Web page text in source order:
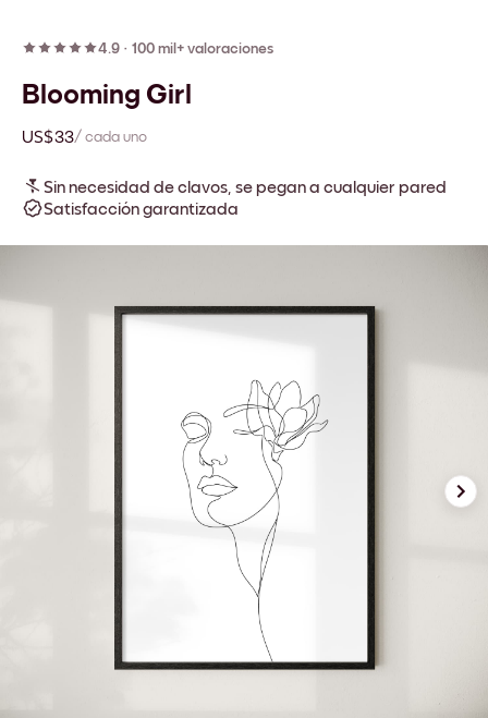
4.9 · 100 mil+ valoraciones
Blooming Girl
US$33/ cada uno
Sin necesidad de clavos, se pegan a cualquier pared
Satisfacción garantizada